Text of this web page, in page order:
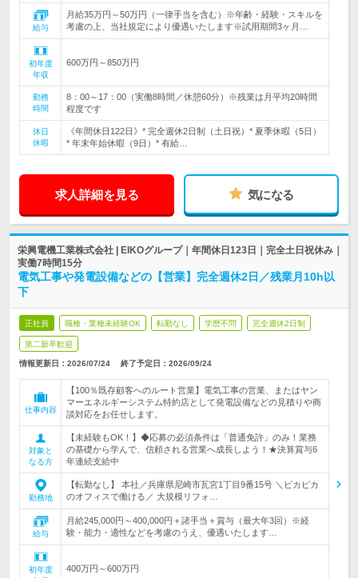
給与
月給35万円～50万円（一律手当を含む）※年齢・経験・スキルを
考慮の上、当社規定により優遇いたします※試用期間3ヶ月…
初年度
年収
600万円～850万円
勤務
時間
8：00～17：00（実働8時間／休憩60分）※残業は月平均20時間
程度です
休日
休暇
《年間休日122日》* 完全週休2日制（土日祝）* 夏季休暇（5日）
* 年末年始休暇（9日）* 有給…
求人詳細を見る 気になる
栄興電機工業株式会社 | EIKOグループ｜年間休日123日｜完全土日祝休み｜
実働7時間15分
電気工事や発電設備などの【営業】完全週休2日／残業月10h以
下
正社員 職種・業種未経験OK 転勤なし 学歴不問 完全週休2日制
第二新卒歓迎
情報更新日：2026/07/24 終了予定日： 2026/09/24
仕事内容
【100％既存顧客へのルート営業】電気工事の営業、またはヤン
マーエネルギーシステム特約店として発電設備などの見積りや商
談対応をお任せします。
対象と
なる方
【未経験もOK！】◆応募の必須条件は「普通免許」のみ！業務
の基礎から学んで、信頼される営業へ成長しよう！★決算賞与6
年連続支給中
勤務地
【転勤なし】 本社／兵庫県尼崎市瓦宮1丁目9番15号 ＼ピカピカ
のオフィスで働ける／ 大規模リフォ…
給与
月給245,000円～400,000円＋諸手当＋賞与（最大年3回）※経
験・能力・適性などを考慮のうえ、優遇いたします…
初年度
400万円～600万円